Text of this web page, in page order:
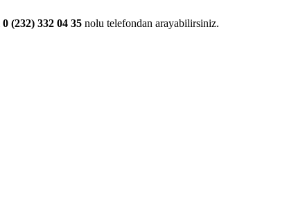
0 (232) 332 04 35 nolu telefondan arayabilirsiniz.